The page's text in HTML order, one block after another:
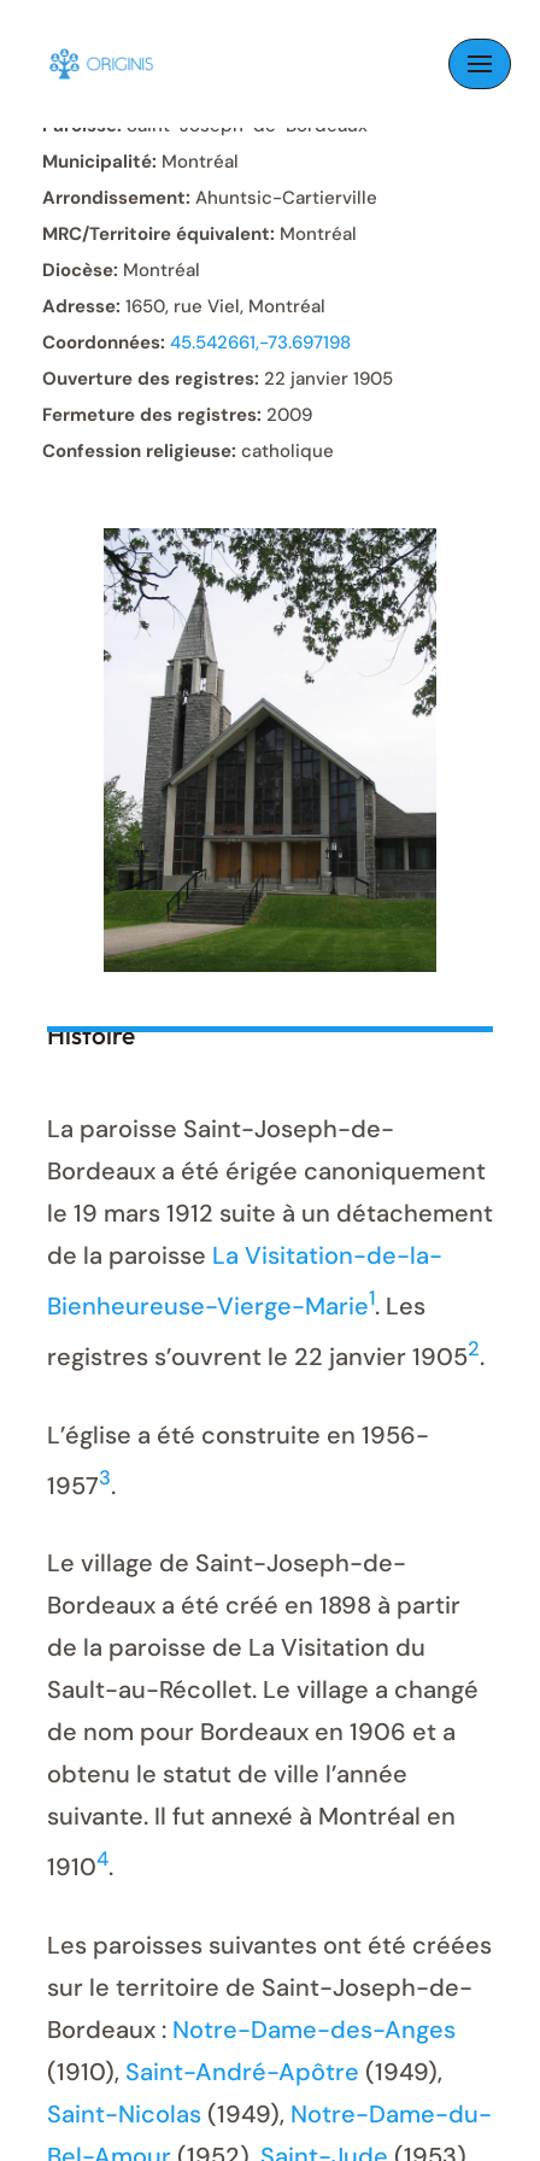
Skip
content
Paroisse: Saint-Joseph-de-Bordeaux
Municipalité: Montréal
Arrondissement: Ahuntsic-Cartierville
MRC/Territoire équivalent: Montréal
Diocèse: Montréal
Adresse: 1650, rue Viel, Montréal
Coordonnées: 45.542661,-73.697198
Ouverture des registres: 22 janvier 1905
Fermeture des registres: 2009
Confession religieuse: catholique
Histoire
La paroisse Saint-Joseph-de-
Bordeaux a été érigée canoniquement
le 19 mars 1912 suite à un détachement
de la paroisse La Visitation-de-la-
Bienheureuse-Vierge-Marie1. Les
registres s’ouvrent le 22 janvier 19052.
L’église a été construite en 1956-
19573.
Le village de Saint-Joseph-de-
Bordeaux a été créé en 1898 à partir
de la paroisse de La Visitation du
Sault-au-Récollet. Le village a changé
de nom pour Bordeaux en 1906 et a
obtenu le statut de ville l’année
suivante. Il fut annexé à Montréal en
19104.
Les paroisses suivantes ont été créées
sur le territoire de Saint-Joseph-de-
Bordeaux : Notre-Dame-des-Anges
(1910), Saint-André-Apôtre (1949),
Saint-Nicolas (1949), Notre-Dame-du-